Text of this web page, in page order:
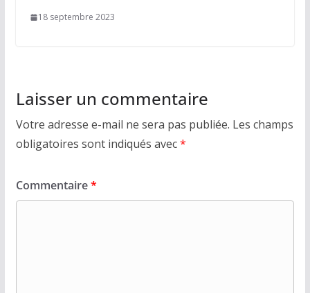
18 septembre 2023
Laisser un commentaire
Votre adresse e-mail ne sera pas publiée. Les champs
obligatoires sont indiqués avec*
Commentaire*